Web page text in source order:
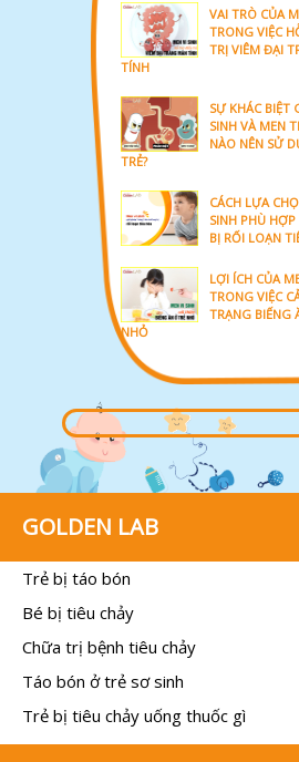
VAI TRÒ CỦA
TRONG VIỆC
TRỊ VIÊM ĐẠI
TÍNH
SỰ KHÁC BIỆT
SINH VÀ MEN
NÀO NÊN SỬ
TRẺ?
CÁCH LỰA
SINH PHÙ
BỊ RỐI LOẠN
LỢI ÍCH CỦA
TRONG VIỆC
TRẠNG BIẾNG
NHỎ
GOLDEN LAB
Trẻ bị táo bón
Bé bị tiêu chảy
Chữa trị bệnh tiêu chảy
Táo bón ở trẻ sơ sinh
Trẻ bị tiêu chảy uống thuốc gì